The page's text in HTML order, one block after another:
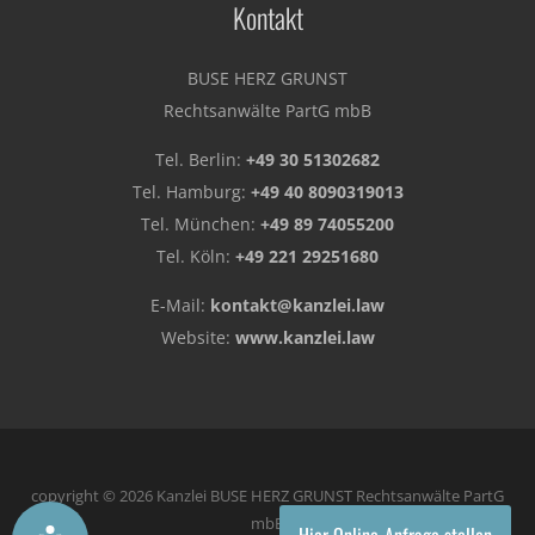
Kontakt
BUSE HERZ GRUNST
Rechtsanwälte PartG mbB
Tel. Berlin: +49 30 51302682
Tel. Hamburg: +49 40 8090319013
Tel. München: +49 89 74055200
Tel. Köln: +49 221 29251680
E-Mail: kontakt@kanzlei.law
Website: www.kanzlei.law
copyright © 2026 Kanzlei BUSE HERZ GRUNST Rechtsanwälte PartG
mbB